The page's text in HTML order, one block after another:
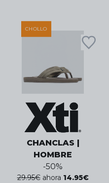
CHOLLO
CHANCLAS |
HOMBRE
-50%
29.95€ ahora 14.95€